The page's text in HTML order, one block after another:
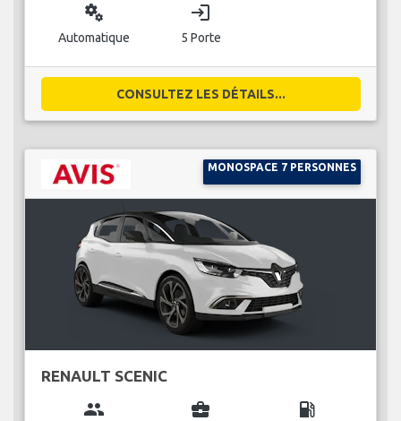
miscellaneous_services
Automatique
login
5 Porte
CONSULTEZ LES DÉTAILS...
MONOSPACE 7 PERSONNES
RENAULT SCENIC
group business_center local_gas_station